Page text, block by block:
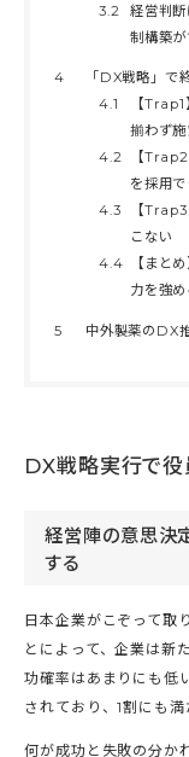
3.2
経営判
制構築が
4
「DX戦略」で
4.1
【
揃わず
4.2
【
を採用
4.3
【
こない
4.4
【まと
力を強
5 中外製薬のDX
DX戦略実行で役
経営陣の意思決
する
日本企業がこぞって取
とによって、企業は新
功確率はあまりにも低
されており、1割にも満
何が成功と失敗の分か